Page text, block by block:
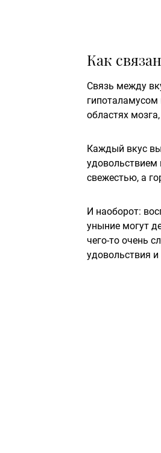
Как
Связь между
областях
Каждый вкус
свежестью, а
И наоборот:
уныние могут
чего-то очень
удовольствия